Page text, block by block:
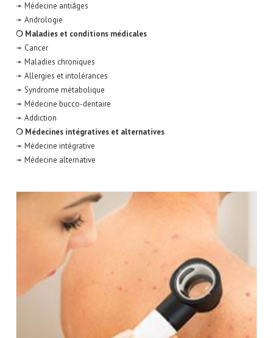
➛ Médecine antiâges
➛ Andrologie
❍ Maladies et conditions médicales
➛ Cancer
➛ Maladies chroniques
➛ Allergies et intolérances
➛ Syndrome métabolique
➛ Médecine bucco-dentaire
➛ Addiction
❍ Médecines intégratives et alternatives
➛ Médecine intégrative
➛ Médecine alternative